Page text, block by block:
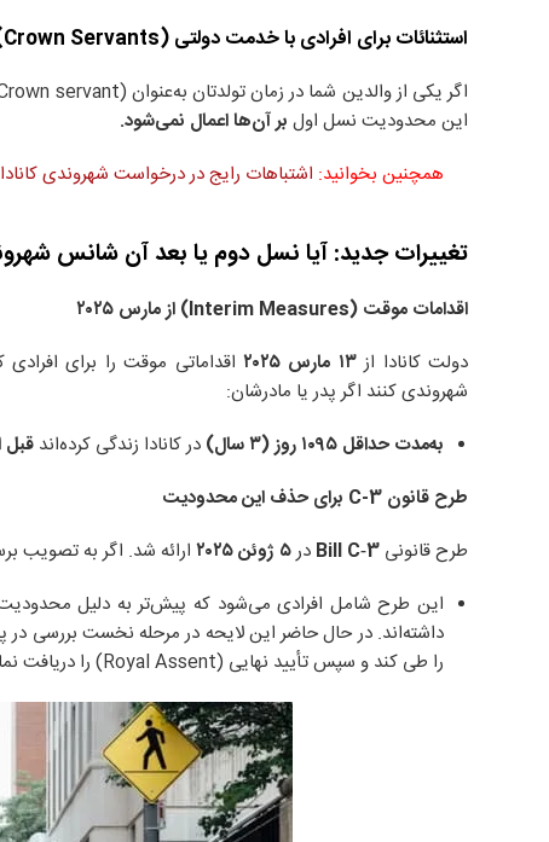
استثنائات برای افرادی با خدمت دولتی (Crown Servants)
این محدودیت نسل اول بر آن‌ها اعمال نمی‌شود.
همچنین بخوانید: اشتباهات رایج در درخواست شهروندی کانادا
تغییرات جدید: آیا نسل دوم یا بعد آن شانس
اقدامات موقت (Interim Measures) از مارس ۲۰۲۵
دولت کانادا از۱۳ مارس ۲۰۲۵اقداماتی موقت را برای
شهروندی کنند اگر پدر یا مادرشان:
به‌مدت حداقل ۱۰۹۵ روز (۳سال) در کانادا زندگی کرده‌اندقبل
طرح قانون
برای حذف این محدودیت
طرح قانونی Bill C‑3 در۵ ژوئن۲۰۲۵ ارائه شد. اگر به تصویب
این طرح شامل افرادی می‌شود که پیش‌تر به دلیل محدودیت
داشته‌اند. در حال حاضر این لایحه در مرحله نخست بررسی در
را طی کند و سپس تأیید نهایی (Royal Assent) را دریافت نماید.